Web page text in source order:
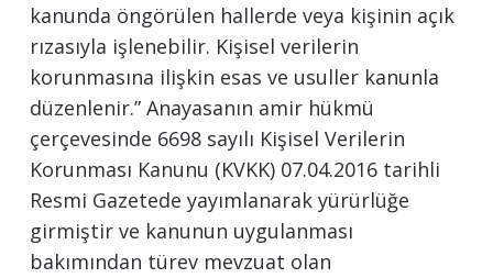
kanunda öngörülen hallerde veya kişinin açık
rızasıyla işlenebilir. Kişisel verilerin
korunmasına ilişkin esas ve usuller kanunla
düzenlenir.” Anayasanın amir hükmü
çerçevesinde 6698 sayılı Kişisel Verilerin
Korunması Kanunu (KVKK) 07.04.2016 tarihli
Resmi Gazetede yayımlanarak yürürlüğe
girmiştir ve kanunun uygulanması
bakımından türev mevzuat olan